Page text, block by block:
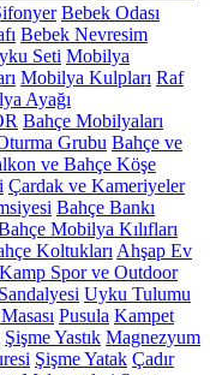
Bebek Odası
Bebek Nevresim
Seti Mobilya
Mobilya Kulpları Raf
Ayağı
Bahçe Mobilyaları
Grubu Bahçe ve
ve Bahçe Köşe
Çardak ve Kameriyeler
Bahçe Bankı
Mobilya Kılıfları
Koltukları Ahşap Ev
Kamp Spor ve Outdoor
Uyku Tulumu
Pusula Kampet
Şişme Yastık Magnezyum
Şişme Yatak Çadır